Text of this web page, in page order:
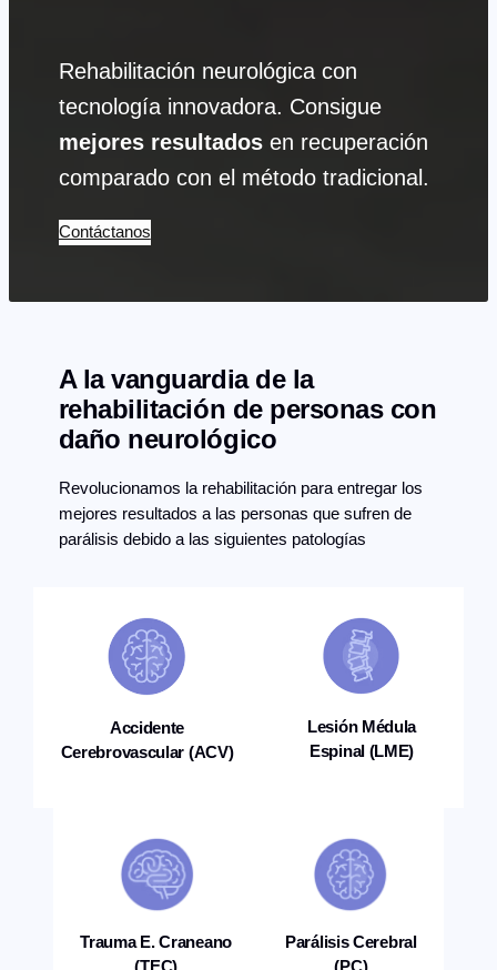
Rehabilitación neurológica con
tecnología innovadora. Consigue
mejores resultadosen recuperación
comparado con el método tradicional.
Contáctanos
A la vanguardia de la
rehabilitación de personas con
daño neurológico
Revolucionamos la rehabilitación para entregar los
mejores resultados a las personas que sufren de
parálisis debido a las siguientes patologías
Accidente
Cerebrovascular (ACV)
Lesión Médula
Espinal (LME)
Trauma E. Craneano
Parálisis Cerebral